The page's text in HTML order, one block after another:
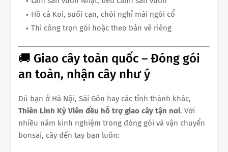
Hồ cá Koi, suối cạn, chòi nghỉ mái ngói cổ
Thi công trọn gói hoặc theo bản vẽ riêng
🚚 Giao cây toàn quốc – Đóng gói
an toàn, nhận cây như ý
Dù bạn ở Hà Nội, Sài Gòn hay các tỉnh thành khác,
Thiên Linh Kỳ Viên đều hỗ trợ giao cây tận nơi. Với
nhiều năm kinh nghiệm trong đóng gói và vận chuyển
bonsai, cây đến tay bạn luôn: